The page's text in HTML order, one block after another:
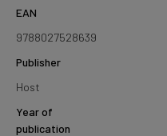
EAN
9788027528639
Publisher
Host
Year of
publication